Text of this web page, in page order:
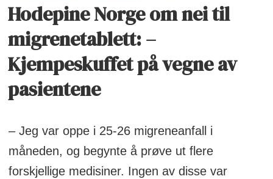
Hodepine Norge om nei til
migrenetablett: –
Kjempeskuffet på vegne av
pasientene
– Jeg var oppe i 25-26 migreneanfall i
måneden, og begynte å prøve ut flere
forskjellige medisiner. Ingen av disse var